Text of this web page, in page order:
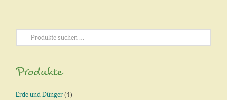
Suchen
nach:
Produkte
Erde und Dünger (4)